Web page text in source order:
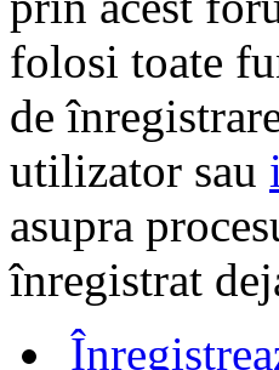
folosi toate
de
utilizator sau
asupra
înregistrat